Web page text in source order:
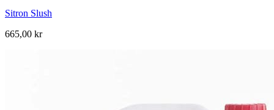
Sitron Slush
665,00 kr